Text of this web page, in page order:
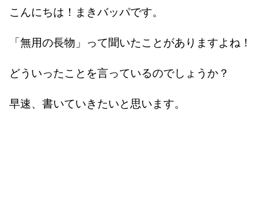
こんにちは！まきバッパです。
「無用の長物」って聞いたことがありますよね！
どういったことを言っているのでしょうか？
早速、書いていきたいと思います。